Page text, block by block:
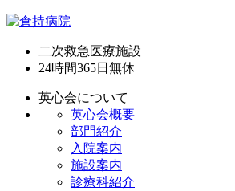
二次救急医療施設
24時間365日 無休
英心会について
英心会概要
部門紹介
入院案内
施設案内
診療科紹介